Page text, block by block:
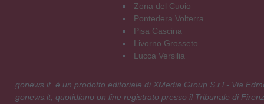
Zona del Cuoio
Pontedera Volterra
Pisa Cascina
Livorno Grosseto
Lucca Versilia
gonews.it è un prodotto editoriale di XMedia Group S.r.l - Via
gonews.it, quotidiano on line registrato presso il Tribunale di